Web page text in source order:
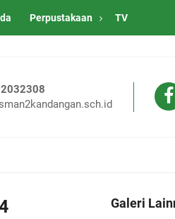
Perpustakaan TV
Galeri